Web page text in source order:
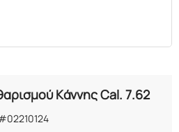
Κάννης Cal. 7.62